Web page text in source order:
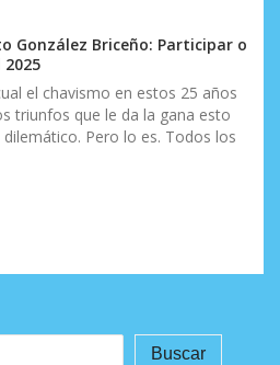
González Briceño: Participar o
el chavismo en estos 25 años
triunfos que le da la gana esto
Pero lo es. Todos los
Buscar